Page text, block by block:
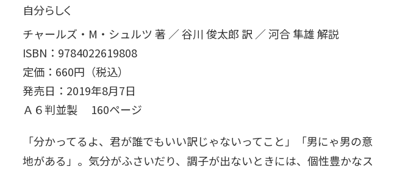
自分らしく
チャールズ・M・シュルツ 著 ／ 谷川 俊太郎 訳 ／ 河合 隼雄 解説
ISBN：9784022619808
定価：660円（税込）
発売日：2019年8月7日
Ａ６判並製 160ページ
「分かってるよ、君が誰でもいい訳じゃないってこと」「男にゃ男の意
地がある」。気分がふさいだり、調子が出ないときには、個性豊かなス